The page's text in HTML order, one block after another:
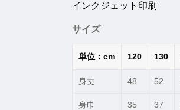
インクジェット印刷
サイズ
単位：cm 120 130
身丈 48 52
身巾 35 37